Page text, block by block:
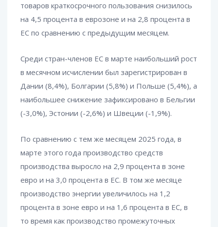
товаров краткосрочного пользования снизилось
на 4,5 процента в еврозоне и на 2,8 процента в
ЕС по сравнению с предыдущим месяцем.
Среди стран-членов ЕС в марте наибольший рост
в месячном исчислении был зарегистрирован в
Дании (8,4%), Болгарии (5,8%) и Польше (5,4%), а
наибольшее снижение зафиксировано в Бельгии
(-3,0%), Эстонии (-2,6%) и Швеции (-1,9%).
По сравнению с тем же месяцем 2025 года, в
марте этого года производство средств
производства выросло на 2,9 процента в зоне
евро и на 3,0 процента в ЕС. В том же месяце
производство энергии увеличилось на 1,2
процента в зоне евро и на 1,6 процента в ЕС, в
то время как производство промежуточных